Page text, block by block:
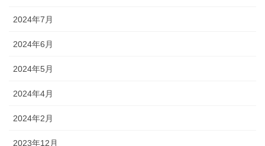
2024年7月
2024年6月
2024年5月
2024年4月
2024年2月
2023年12月